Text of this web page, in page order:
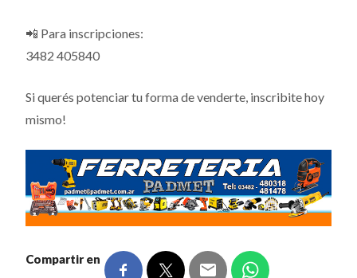
📲 Para inscripciones:
3482 405840
Si querés potenciar tu forma de venderte, inscribite hoy
mismo!
Compartir en